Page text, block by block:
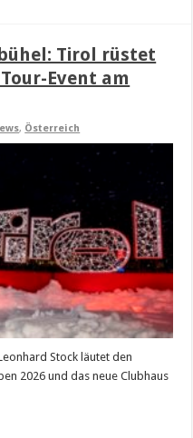
Tirol rüstet
Event am
, Österreich
Stock läutet den
2026 und das neue Clubhaus